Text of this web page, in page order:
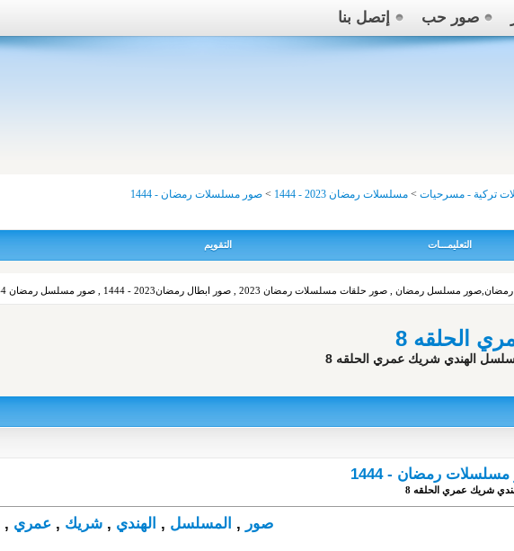
صور حب إتصل بنا
> مسلسلات رمضان 2023 - 1444 > صور مسلسلات رمضان - 1444
التعليمـــات التقويم
رمضان , صور حلقات مسلسلات رمضان 2023 , صور ابطال رمضان2023 - 1444 , صور مسلسل رمضان 1444
الحلقه 8
رمضان - 1444
شريك عمري الحلقه 8
صور , المسلسل , الهندي ,شريك ,عمري ,